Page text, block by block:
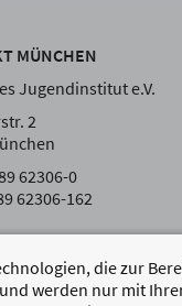
die zur
werden nur mit
MÜNCHEN
Jugendinstitut e.V.
2
62306-0
62306-162